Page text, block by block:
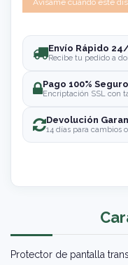
Envío Rápido
Recibe tu pedido a
Pago 100% Seguro
Encriptación SSL con
Devolución
14 días para cambios
Protector de pantalla